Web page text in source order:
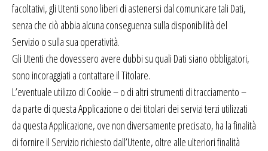
facoltativi, gli Utenti sono liberi di astenersi dal comunicare tali Dati,
senza che ciò abbia alcuna conseguenza sulla disponibilità del
Servizio o sulla sua operatività.
Gli Utenti che dovessero avere dubbi su quali Dati siano obbligatori,
sono incoraggiati a contattare il Titolare.
L’eventuale utilizzo di Cookie – o di altri strumenti di tracciamento –
da parte di questa Applicazione o dei titolari dei servizi terzi utilizzati
da questa Applicazione, ove non diversamente precisato, ha la finalità
di fornire il Servizio richiesto dall’Utente, oltre alle ulteriori finalità